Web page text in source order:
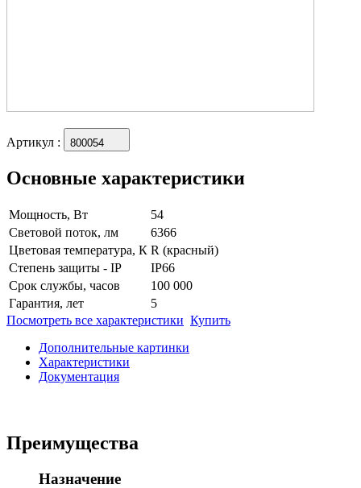
Артикул : 800054
Основные характеристики
Мощность, Вт
54
Световой поток, лм
6366
Цветовая температура, К R (красный)
Степень защиты - IP
IP66
Срок службы, часов
100 000
Гарантия, лет
5
Посмотреть все характеристики Купить
Дополнительные картинки
Характеристики
Документация
Преимущества
Назначение